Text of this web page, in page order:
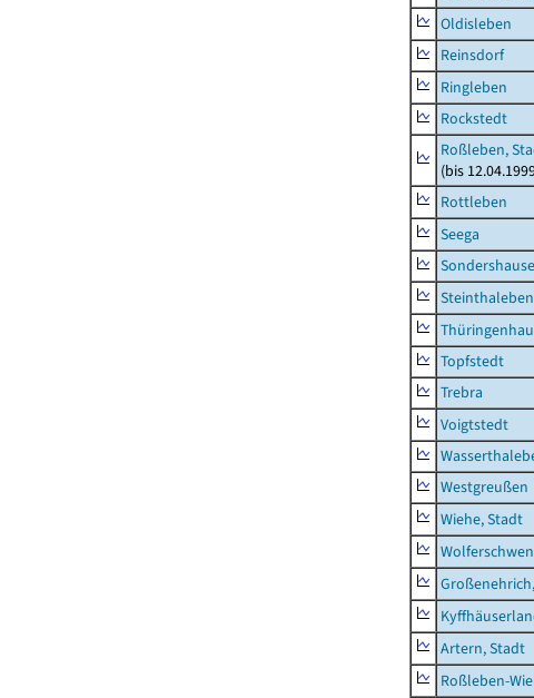
Oldisleben
Reinsdorf
Ringleben
Rockstedt
Roßleben,
(bis
Rottleben
Seega
Steinthaleben
Topfstedt
Trebra
Voigtstedt
Westgreußen
Wiehe, Stadt
Artern, Stadt
Roßleben-